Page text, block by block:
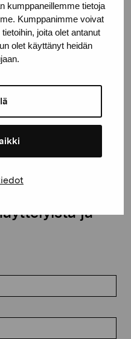
kumppaneillemme tietoja
Kumppanimme voivat
joita olet antanut
olet käyttänyt heidän
ja